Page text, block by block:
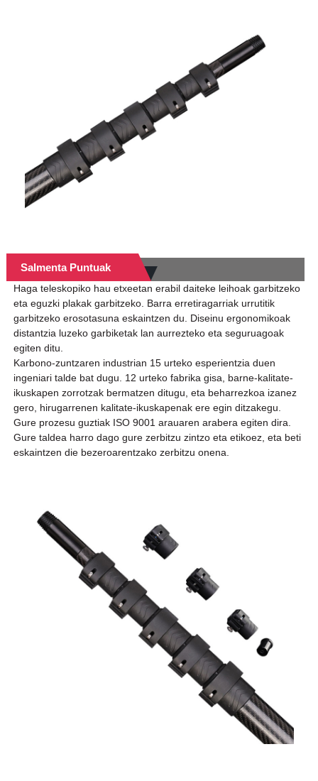
Salmenta Puntuak
Haga teleskopiko hau etxeetan erabil daiteke leihoak garbitzeko
eta eguzki plakak garbitzeko. Barra erretiragarriak urrutitik
garbitzeko erosotasuna eskaintzen du. Diseinu ergonomikoak
distantzia luzeko garbiketak lan aurrezteko eta seguruagoak
egiten ditu.
Karbono-zuntzaren industrian 15 urteko esperientzia duen
ingeniari talde bat dugu. 12 urteko fabrika gisa, barne-kalitate-
ikuskapen zorrotzak bermatzen ditugu, eta beharrezkoa izanez
gero, hirugarrenen kalitate-ikuskapenak ere egin ditzakegu.
Gure prozesu guztiak ISO 9001 arauaren arabera egiten dira.
Gure taldea harro dago gure zerbitzu zintzo eta etikoez, eta beti
eskaintzen die bezeroarentzako zerbitzu onena.